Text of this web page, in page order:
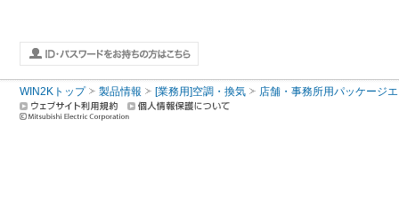
WIN2Kトップ 製品情報 [業務用]空調・換気 店舗・事務所用パッケージ